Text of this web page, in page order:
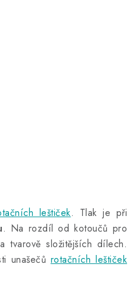
leštiček. Tlak je při
. Na rozdíl od kotoučů pro
tvarově složitějších dílech.
unašečů rotačních leštiček